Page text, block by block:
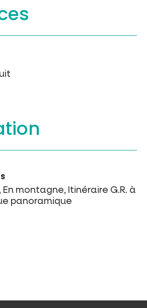
montagne, Itinéraire G.R. à
panoramique